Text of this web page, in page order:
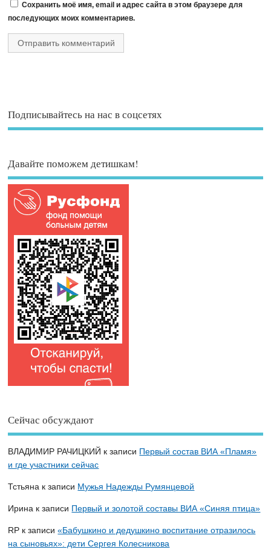
Сохранить моё имя, email и адрес сайта в этом браузере для
последующих моих комментариев.
Подписывайтесь на нас в соцсетях
Давайте поможем детишкам!
Сейчас обсуждают
ВЛАДИМИР РАЧИЦКИЙ к записи Первый состав ВИА «Пламя»
и где участники сейчас
Тстьяна к записи Мужья Надежды Румянцевой
Ирина к записи Первый и золотой составы ВИА «Синяя птица»
RP к записи«Бабушкино и дедушкино воспитание отразилось
на сыновьях»: дети Сергея Колесникова